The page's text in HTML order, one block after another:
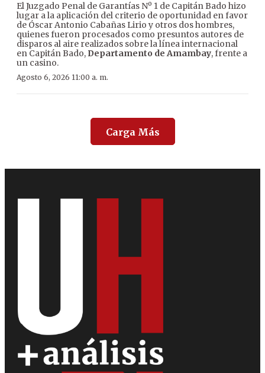
El Juzgado Penal de Garantías Nº 1 de Capitán Bado hizo
lugar a la aplicación del criterio de oportunidad en favor
de Óscar Antonio Cabañas Lirio y otros dos hombres,
quienes fueron procesados como presuntos autores de
disparos al aire realizados sobre la línea internacional
en Capitán Bado, Departamento de Amambay, frente a
un casino.
Agosto 6, 2026 11:00 a. m.
Carga Más